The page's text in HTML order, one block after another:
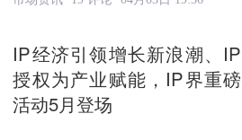
IP经济引领增长新浪潮、IP
授权为产业赋能，IP界重磅
活动5月登场